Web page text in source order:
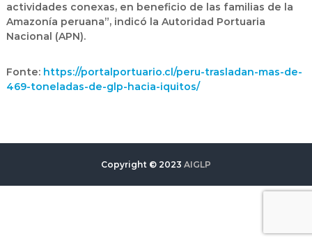
actividades conexas, en beneficio de las familias de la
Amazonía peruana”, indicó la Autoridad Portuaria
Nacional (APN).
Fonte: https://portalportuario.cl/peru-trasladan-mas-de-
469-toneladas-de-glp-hacia-iquitos/
Copyright © 2023 AIGLP